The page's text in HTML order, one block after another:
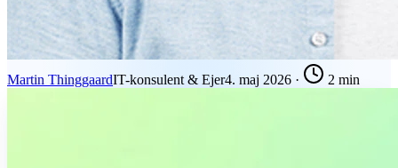
Martin ThinggaardIT-konsulent & Ejer4. maj 2026 · 2 min